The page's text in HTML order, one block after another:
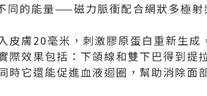
的能量——磁力脈衝配合網狀多極射
膚20毫米，刺激膠原蛋白重新生成
際效果包括：下頜線和雙下巴得到提
時它還能促進血液迴圈，幫助消除面